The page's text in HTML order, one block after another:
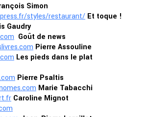
Simon
styles/restaurant/ Et toque !
Gaudry
Goût de news
Pierre Assouline
Les pieds dans le plat
Pierre Psaltis
Marie Tabacchi
Caroline Mignot